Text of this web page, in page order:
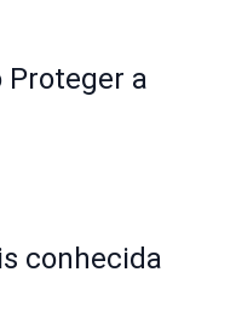
Proteger a
conhecida